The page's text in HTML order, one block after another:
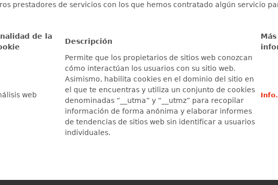
prestadores de servicios con los que hemos contratado algún servicio
de la
Descripción
Más
web
Permite que los propietarios de sitios web conozcan
cómo interactúan los usuarios con su sitio web.
Asimismo, habilita cookies en el dominio del sitio en
el que te encuentras y utiliza un conjunto de cookies
denominadas “__utma” y “__utmz” para recopilar
información de forma anónima y elaborar informes
de tendencias de sitios web sin identificar a usuarios
individuales.